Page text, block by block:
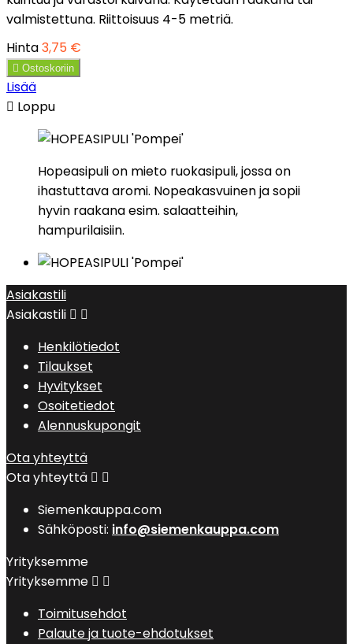
valmistettuna. Riittoisuus 4-5 metriä.
Hinta3,75 €
 Ostoskoriin
Lisää
 Loppu
Hopeasipuli on mieto ruokasipuli, jossa on
ihastuttava aromi. Nopeakasvuinen ja sopii
hyvin raakana esim. salaatteihin,
hampurilaisiin.
Asiakastili
Asiakastili  
Henkilötiedot
Tilaukset
Hyvitykset
Osoitetiedot
Alennuskupongit
Ota yhteyttä
Ota yhteyttä  
Siemenkauppa.com
Sähköposti: info@siemenkauppa.com
Yrityksemme
Yrityksemme  
Toimitusehdot
Palaute ja tuote-ehdotukset